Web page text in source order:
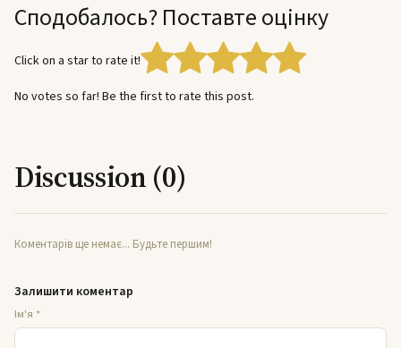
Сподобалось? Поставте оцінку
Click on a star to rate it!
No votes so far! Be the first to rate this post.
Discussion (0)
Коментарів ще немає... Будьте першим!
Залишити коментар
Ім'я *